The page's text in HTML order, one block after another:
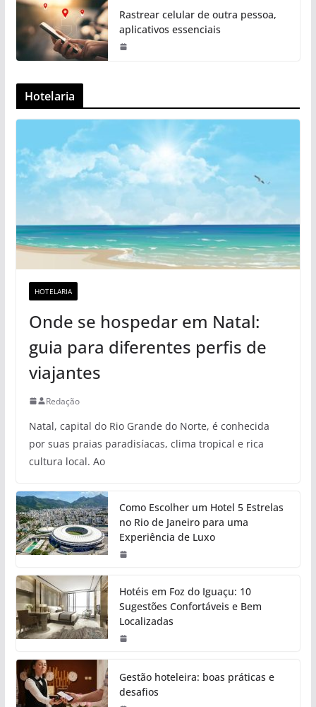
Rastrear celular de outra pessoa,
aplicativos essenciais
Hotelaria
HOTELARIA
Onde se hospedar em Natal:
guia para diferentes perfis de
viajantes
Redação
Natal, capital do Rio Grande do Norte, é conhecida
por suas praias paradisíacas, clima tropical e rica
cultura local. Ao
Como Escolher um Hotel 5 Estrelas
no Rio de Janeiro para uma
Experiência de Luxo
Hotéis em Foz do Iguaçu: 10
Sugestões Confortáveis e Bem
Localizadas
Gestão hoteleira: boas práticas e
desafios